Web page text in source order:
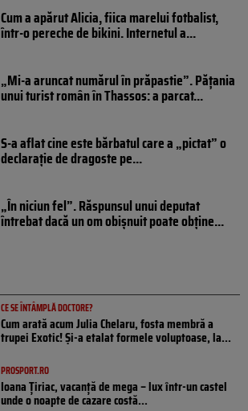
Cum a apărut Alicia, fiica marelui fotbalist,
într-o pereche de bikini. Internetul a...
„Mi-a aruncat numărul în prăpastie”. Pățania
unui turist român în Thassos: a parcat...
S-a aflat cine este bărbatul care a „pictat” o
declarație de dragoste pe...
„În niciun fel”. Răspunsul unui deputat
întrebat dacă un om obișnuit poate obține...
CE SE ÎNTÂMPLĂ DOCTORE?
Cum arată acum Julia Chelaru, fosta membră a
trupei Exotic! Și-a etalat formele voluptoase, la...
PROSPORT.RO
Ioana Țiriac, vacanță de mega – lux într-un castel
unde o noapte de cazare costă...